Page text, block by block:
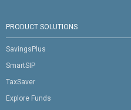
PRODUCT SOLUTIONS
SavingsPlus
SmartSIP
TaxSaver
Explore Funds